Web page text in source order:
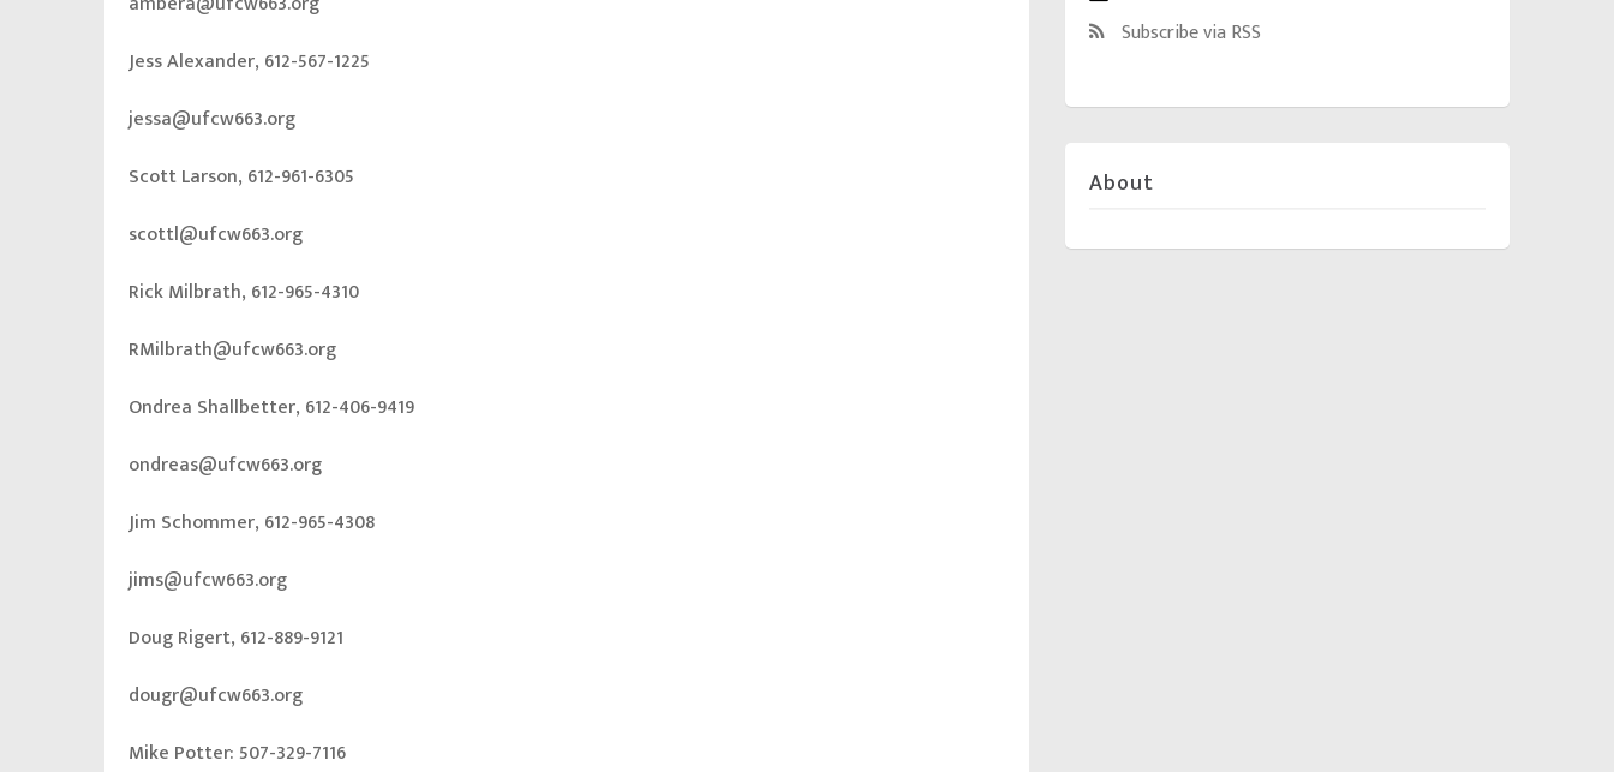
Jess Alexander, 612-567-1225
jessa@ufcw663.org
Scott Larson, 612-961-6305
scottl@ufcw663.org
Rick Milbrath, 612-965-4310
RMilbrath@ufcw663.org
Ondrea Shallbetter, 612-406-9419
ondreas@ufcw663.org
Jim Schommer, 612-965-4308
jims@ufcw663.org
Doug Rigert, 612-889-9121
dougr@ufcw663.org
Mike Potter: 507-329-7116
Subscribe via RSS
About